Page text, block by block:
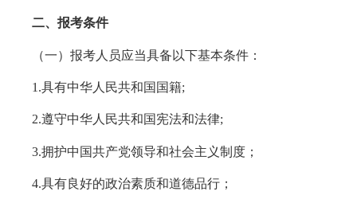
二、报考条件
（一）报考人员应当具备以下基本条件：
1.具有中华人民共和国国籍;
2.遵守中华人民共和国宪法和法律;
3.拥护中国共产党领导和社会主义制度；
4.具有良好的政治素质和道德品行；